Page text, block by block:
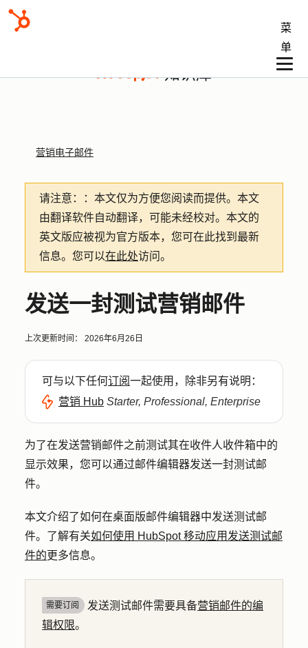
菜
单
知识库
营销电子邮件
请注意： ：本文仅为方便您阅读而提供。 本文
由翻译软件自动翻译，可能未经校对。本文的
英文版应被视为官方版本，您可在此找到最新
信息。您可以在此处访问。
发送一封测试营销邮件
上次更新时间： 2026年6月26日
可与以下任何订阅一起使用，除非另有说明：
营销 Hub Starter, Professional, Enterprise
为了在发送营销邮件之前测试其在收件人收件箱中的
显示效果，您可以通过邮件编辑器发送一封测试邮
件。
本文介绍了如何在桌面版邮件编辑器中发送测试邮
件。了解有关如何使用 HubSpot 移动应用发送测试邮
件的更多信息。
需要订阅 发送测试邮件需要具备营销邮件的编
辑权限。